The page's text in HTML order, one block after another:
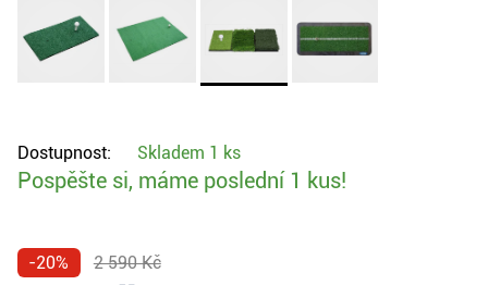
Dostupnost: Skladem 1 ks
Pospěšte si, máme poslední 1 kus!
-20% 2 590 Kč